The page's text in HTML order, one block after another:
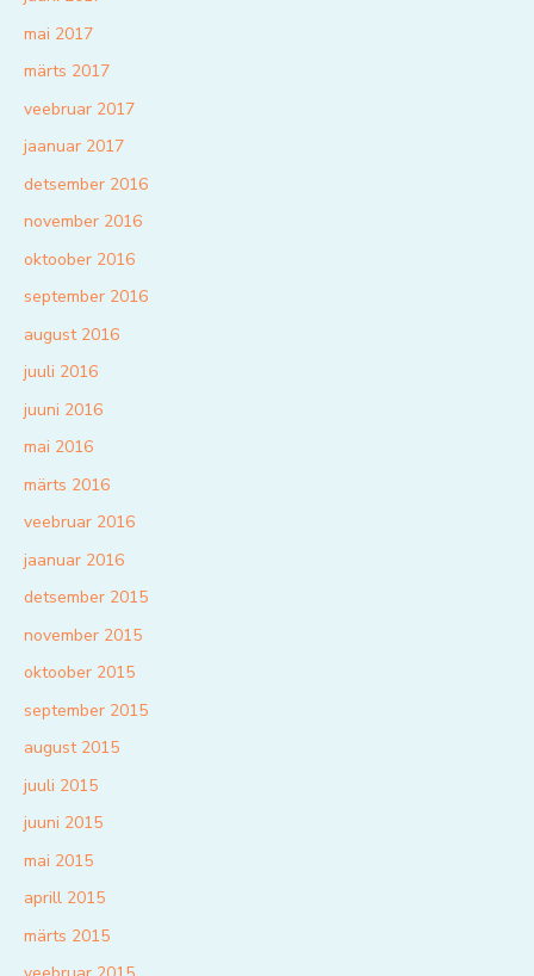
mai 2017
märts 2017
veebruar 2017
jaanuar 2017
detsember 2016
november 2016
oktoober 2016
september 2016
august 2016
juuli 2016
juuni 2016
mai 2016
märts 2016
veebruar 2016
jaanuar 2016
detsember 2015
november 2015
oktoober 2015
september 2015
august 2015
juuli 2015
juuni 2015
mai 2015
aprill 2015
märts 2015